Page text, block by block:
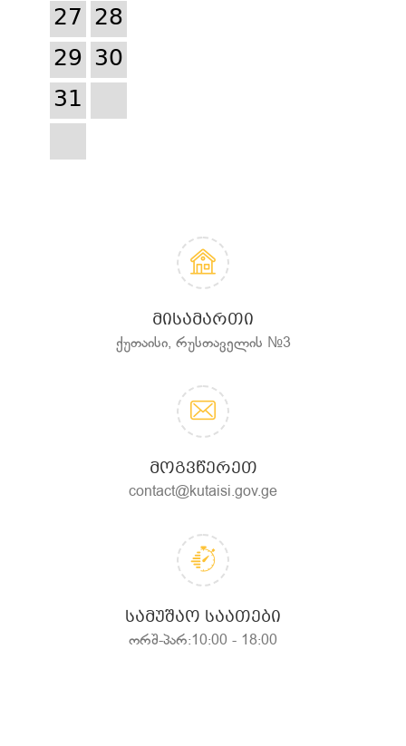
27 28
29 30
31
ᲛᲘᲡᲐᲛᲐᲠᲗᲘ
ქუთაისი, რუსთაველის №3
ᲛᲝᲒᲕᲬᲔᲠᲔᲗ
contact@kutaisi.gov.ge
ᲡᲐᲛᲣᲨᲐᲝ ᲡᲐᲐᲗᲔᲑᲘ
ორშ-პარ:10:00 - 18:00